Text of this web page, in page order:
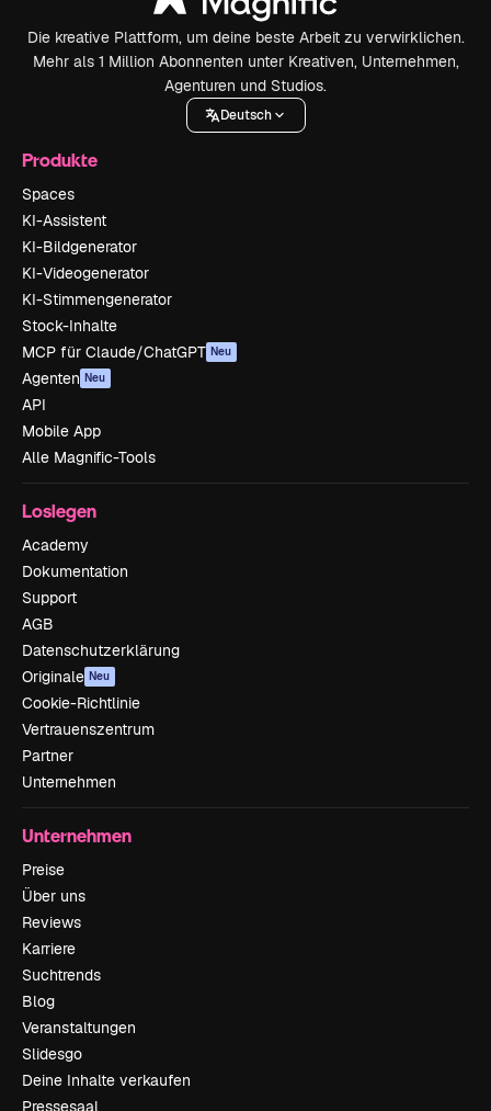
Die kreative Plattform, um deine beste Arbeit zu verwirklichen.
Mehr als 1 Million Abonnenten unter Kreativen, Unternehmen,
Agenturen und Studios.
Deutsch
Produkte
Spaces
KI-Assistent
KI-Bildgenerator
KI-Videogenerator
KI-Stimmengenerator
Stock-Inhalte
MCP für Claude/ChatGPT Neu
Agenten Neu
API
Mobile App
Alle Magnific-Tools
Loslegen
Academy
Dokumentation
Support
AGB
Datenschutzerklärung
Originale Neu
Cookie-Richtlinie
Vertrauenszentrum
Partner
Unternehmen
Unternehmen
Preise
Über uns
Reviews
Karriere
Suchtrends
Blog
Veranstaltungen
Slidesgo
Deine Inhalte verkaufen
Pressesaal